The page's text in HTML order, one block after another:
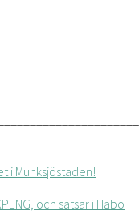
i Munksjöstaden!
och satsar i Habo